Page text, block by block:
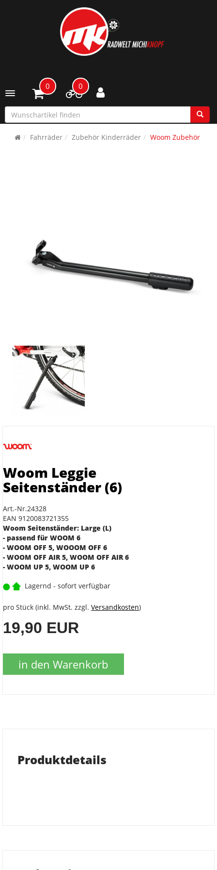
Toggle navigation
0 0
Fahrräder Zubehör Kinderräder Woom Zubehör
Woom Leggie
Seitenständer (6)
Art.-Nr.24328
EAN 9120083721355
Woom Seitenständer: Large (L)
- passend für WOOM 6
- WOOM OFF 5, WOOOM OFF 6
- WOOM OFF AIR 5, WOOM OFF AIR 6
- WOOM UP 5, WOOM UP 6
Lagernd - sofort verfügbar
pro Stück (inkl. MwSt. zzgl. Versandkosten)
19,90 EUR
in den Warenkorb
Produktdetails